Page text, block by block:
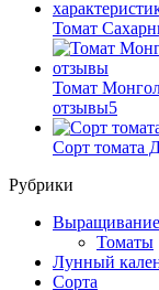
Томат
Томат
отзывы5
Сорт томата
Рубрики
Томаты
Лунный
Сорта